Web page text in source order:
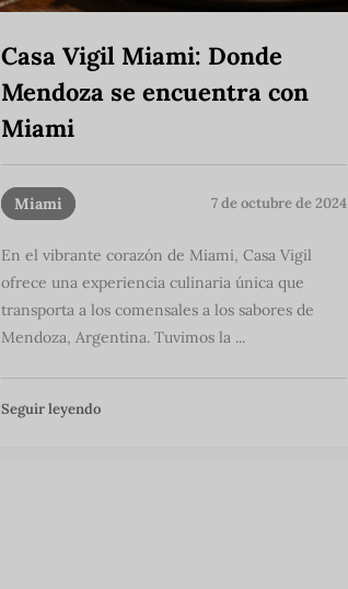
Casa Vigil Miami: Donde
Mendoza se encuentra con
Miami
Miami 7 de octubre de 2024
En el vibrante corazón de Miami, Casa Vigil
ofrece una experiencia culinaria única que
transporta a los comensales a los sabores de
Mendoza, Argentina. Tuvimos la ...
Seguir leyendo